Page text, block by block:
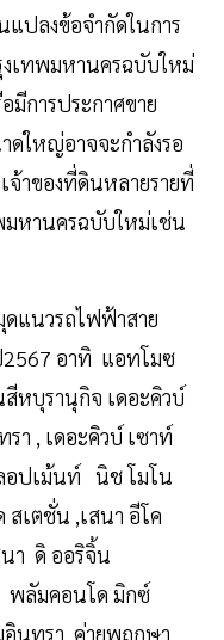
ปลงข้อจำกัดในการ
เทพมหานครฉบับใหม่
มีการประกาศขาย
ดใหญ่อาจจะกำลังรอ
จ้าของที่ดินหลายรายที่
มหานครฉบับใหม่เช่น
แนวรถไฟฟ้าสาย
อาทิ แอทโมซ
หบุรานุกิจ เดอะคิวบ์
า , เดอะคิวบ์ เซาท์
อปเม้นท์ นิช โมโน
เตชั่น ,เสนา อีโค
า ดิ ออริจิ้น
พลัมคอนโด มิกซ์
อินทรา ค่ายพฤกษา